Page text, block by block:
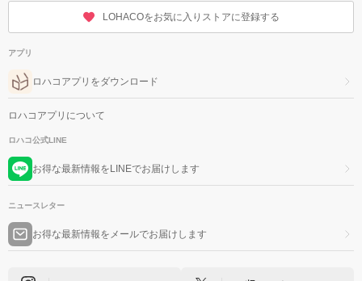
LOHACOをお気に入りストアに登録する
アプリ
ロハコアプリをダウンロード
ロハコアプリについて
ロハコ公式LINE
お得な最新情報をLINEでお届けします
ニュースレター
お得な最新情報をメールでお届けします